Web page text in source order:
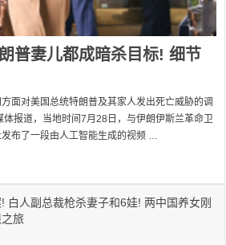
普妻儿都成暗杀目标! 细节
面对美国总统特朗普及其家人发出死亡威胁的调
体报道，当地时间7月28日，与伊朗伊斯兰革命卫
布了一段由人工智能生成的视频 …
白人副总裁枪杀妻子和6娃! 两中国养女刚
旅